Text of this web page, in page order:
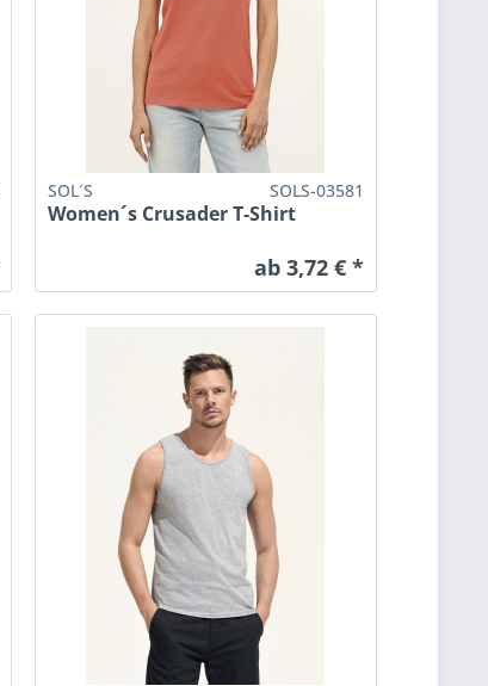
SOL´S SOLS-03581
Women´s Crusader T-Shirt
ab 3,72 € *